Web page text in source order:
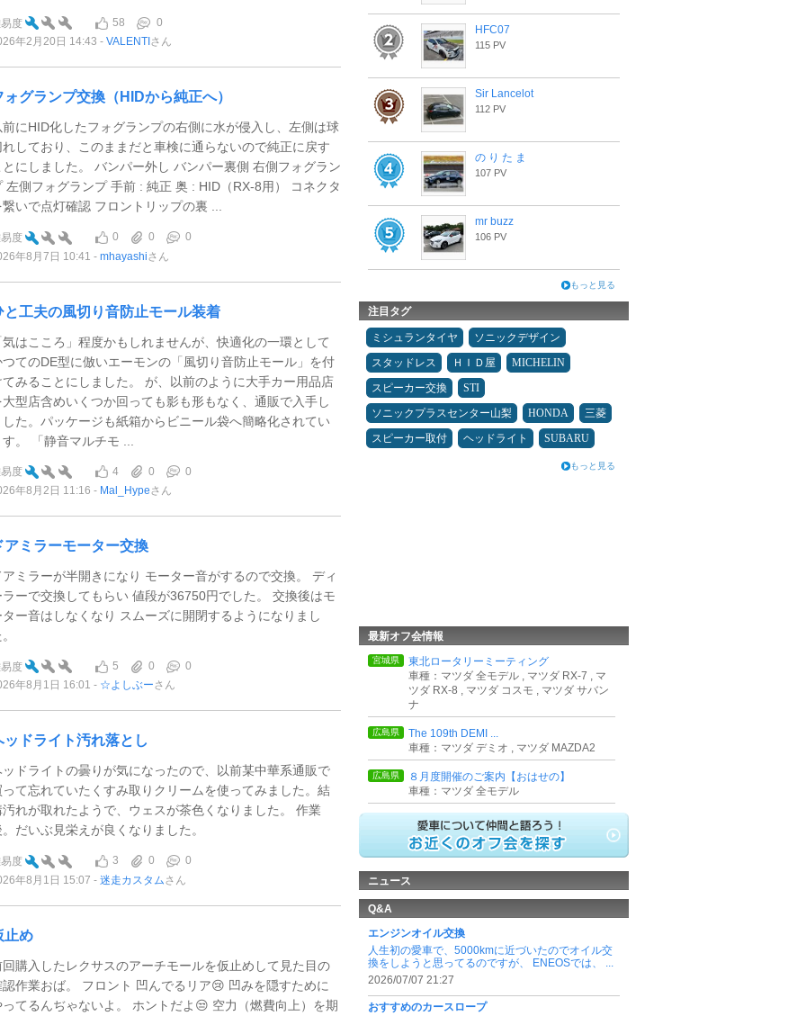
度 58
0
年2月20日 14:43
VALENTI さん
ォグランプ交換（HIDから純正へ）
前にHID化したフォグランプの右側に水が侵入し、左側は球
れしており、このままだと車検に通らないので純正に戻す
とにしました。 バンパー外し バンパー裏側 右側フォグラン
左側フォグランプ 手前 : 純正 奥 : HID（RX-8用） コネクタ
繋いで点灯確認 フロントリップの裏 ...
度 0 0
0
年8月7日 10:41
mhayashiさん
と工夫の風切り音防止モール装着
気はこころ」程度かもしれませんが、快適化の一環として
つてのDE型に倣いエーモンの「風切り音防止モール」を付
てみることにしました。 が、以前のように大手カー用品店
大型店含めいくつか回っても影も形もなく、通販で入手し
した。パッケージも紙箱からビニール袋へ簡略化されてい
。 「静音マルチモ ...
度 4 0
0
年8月2日 11:16
Mal_Hypeさん
アミラーモーター交換
アミラーが半開きになり モーター音がするので交換。 ディ
ラーで交換してもらい 値段が36750円でした。 交換後はモ
ター音はしなくなり スムーズに開閉するようになりまし
度 5 0
0
年8月1日 16:01
☆よしぶーさん
ッドライト汚れ落とし
ッドライトの曇りが気になったので、以前某中華系通販で
って忘れていたくすみ取りクリームを使ってみました。結
汚れが取れたようで、ウェスが茶色くなりました。 作業
だいぶ見栄えが良くなりました。
度 3 0
0
年8月1日 15:07
迷走カスタムさん
止め
回購入したレクサスのアーチモールを仮止めして見た目の
認作業おば。 フロント 凹んでるリア😢 凹みを隠すために
ってるんぢゃないよ。 ホントだよ😒 空力（燃費向上）を期
HFC07
115 PV
Sir Lancelot
112 PV
の り た ま
107 PV
mr buzz
106 PV
もっと見る
注目タグ
ミシュランタイヤ
ソニックデザイン
スタッドレス
ＨＩＤ屋
MICHELIN
スピーカー交換
STI
ソニックプラスセンター山梨
HONDA
三菱
スピーカー取付
ヘッドライト SUBARU
もっと見る
最新オフ会情報
宮城県
東北ロータリーミーティング
車種：マツダ 全モデル , マツダ RX-7 , マ
ツダ RX-8 , マツダ コスモ , マツダ サバン
ナ
広島県
The 109th DEMI ...
車種：マツダ デミオ , マツダ MAZDA2
広島県
８月度開催のご案内【おはせの】
車種：マツダ 全モデル
ニュース
Q&A
エンジンオイル交換
人生初の愛車で、5000kmに近づいたのでオイル交
換をしようと思ってるのですが、 ENEOSでは、 ...
2026/07/07 21:27
おすすめのカースロープ